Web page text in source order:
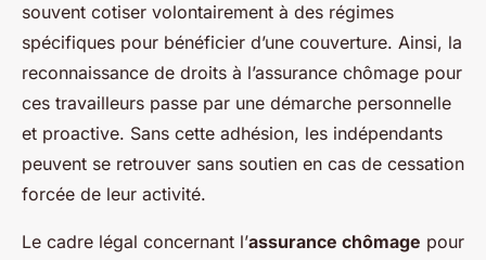
souvent cotiser volontairement à des régimes
spécifiques pour bénéficier d’une couverture. Ainsi, la
reconnaissance de droits à l’assurance chômage pour
ces travailleurs passe par une démarche personnelle
et proactive. Sans cette adhésion, les indépendants
peuvent se retrouver sans soutien en cas de cessation
forcée de leur activité.
Le cadre légal concernant l’assurance chômage pour